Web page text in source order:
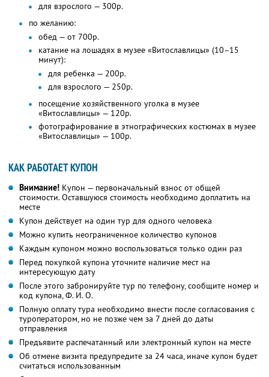
для взрослого — 300р.
по желанию:
обед — от 700р.
катание на лошадях в музее «Витославлицы» (10–15
минут):
для ребенка — 200р.
для взрослого — 250р.
посещение хозяйственного уголка в музее
«Витославлицы» — 120р.
фотографирование в этнографических костюмах в музее
«Витославлицы» — 100р.
КАК РАБОТАЕТ КУПОН
Внимание! Купон — первоначальный взнос от общей
стоимости. Оставшуюся стоимость необходимо доплатить на
месте
Купон действует на один тур для одного человека
Можно купить неограниченное количество купонов
Каждым купоном можно воспользоваться только один раз
Перед покупкой купона уточните наличие мест на
интересующую дату
После этого забронируйте тур по телефону, сообщите номер и
код купона,Ф. И. О.
Полную оплату тура необходимо внести после согласования с
туроператором, но не позже чем за 7 дней до даты
отправления
Предъявите распечатанный или электронный купон на месте
Об отмене визита предупредите за 24 часа, иначе купон будет
считаться использованным